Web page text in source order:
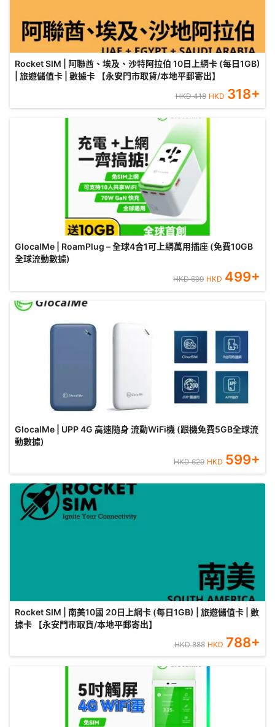
Rocket SIM | 阿聯酋、埃及、沙特阿拉伯 10日上網卡 (每日1GB)
| 旅遊儲值卡 | 數據卡 【永安門市取貨/本地平郵寄出】
HKD418 HKD 318+
GlocalMe | RoamPlug – 全球4合1可上網萬用插座 (免費10GB
全球流動數據)
HKD699 HKD 499+
GlocalMe | UPP 4G 高速隨身 流動WiFi機 (跟機免費5GB全球流
動數據)
HKD629 HKD 599+
Rocket SIM | 南美10國 20日上網卡 (每日1GB) | 旅遊儲值卡 | 數
據卡 【永安門市取貨/本地平郵寄出】
HKD888 HKD 788+